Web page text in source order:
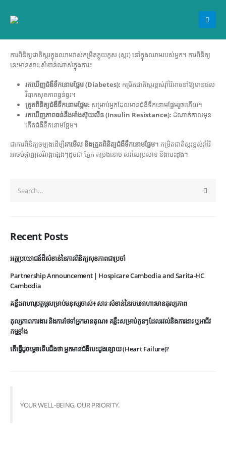
ការពិនិត្យជាតិស្ករក្នុងឈាមវាស់កម្រិតគ្លុយកូស (ស្ករ) នៅក្នុងឈាមរបស់អ្នក។ ការពិនិត្យ
នេះមានសារៈសំខាន់ណាស់ក្នុងការ៖
រកឃើញជំងឺទឹកនោមផ្អែម (Diabetes): កម្រិតជាតិស្ករខ្ពស់រ៉ាំរ៉ៃអាចនាំឱ្យមានផល
វិបាកសុខភាពធ្ងន់ធ្ងរ។
ត្រួតពិនិត្យជំងឺទឹកនោមផ្អែម: សម្រាប់អ្នកដែលមានជំងឺទឹកនោមផ្អែមរួចហើយ។
រកឃើញភាពធន់នឹងអាំងស៊ុយលីន (Insulin Resistance): ដំណាក់កាលមុន
កើតជំងឺទឹកនោមផ្អែម។
ជាការពិនិត្យចម្បងដើម្បីរកមើល និងត្រួតពិនិត្យជំងឺទឹកនោមផ្អែម។ កម្រិតជាតិស្ករខ្ពស់រ៉ាំរ៉ៃ
អាចបំផ្លាញសរីរាង្គផ្សេងៗដូចជា ភ្នែក តម្រងនោម សរសៃប្រសាទ និងបេះដូង។
Recent Posts
អត្ថប្រយោជន៍ដ៏សំខាន់នៃការពិនិត្យសុខភាពជាប្រចាំ
Partnership Announcement | Hospicare Cambodia and Sarita-HC
Cambodia
គន្លឹះអាហារូបត្ថម្ភសម្រាប់មនុស្សចាស់៖ សារៈសំខាន់នៃរបបអាហារមានតុល្យភាព
តុល្យភាពការងារ និងការថែទាំអ្នកមានគុណ៖ គន្លឹះសម្រាប់កូនៗដែលរវល់និងការងារ ឬអាជីវ
កម្មខ្លាំង
តើធ្វើដូចម្តេចទើបដឹងថា អ្នកមានជំងឺបេះដូងខ្សោយ (Heart Failure)?
YOUR WELL-BEING, OUR PRIORITY.